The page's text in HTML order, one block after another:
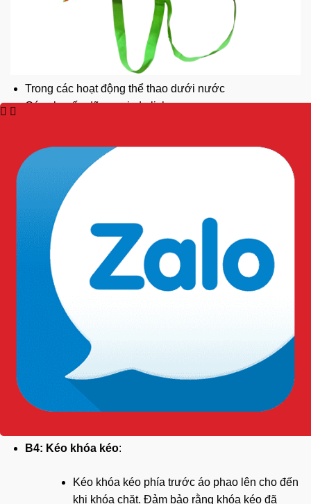
Trong các hoạt động thể thao dưới nước
Các chuyến dã ngoại, du lịch.
Nếu bạn đang mặc
B2: Kéo áo phao từ phía sau:
Giữ áo phao bằng hai tay và đưa nó ra sau
lưng. Nên để phía khóa kéo nằm ở giữa lưng
B3: Đưa tay vào quai
Đưa tay vào mỗi quai của áo phao. Đảm bảo
rằng quai không bị xoắn và nằm ở vị trí thoải
mái.
B4: Kéo khóa kéo:
Kéo khóa kéo phía trước áo phao lên cho đến
khi khóa chặt. Đảm bảo rằng khóa kéo đã